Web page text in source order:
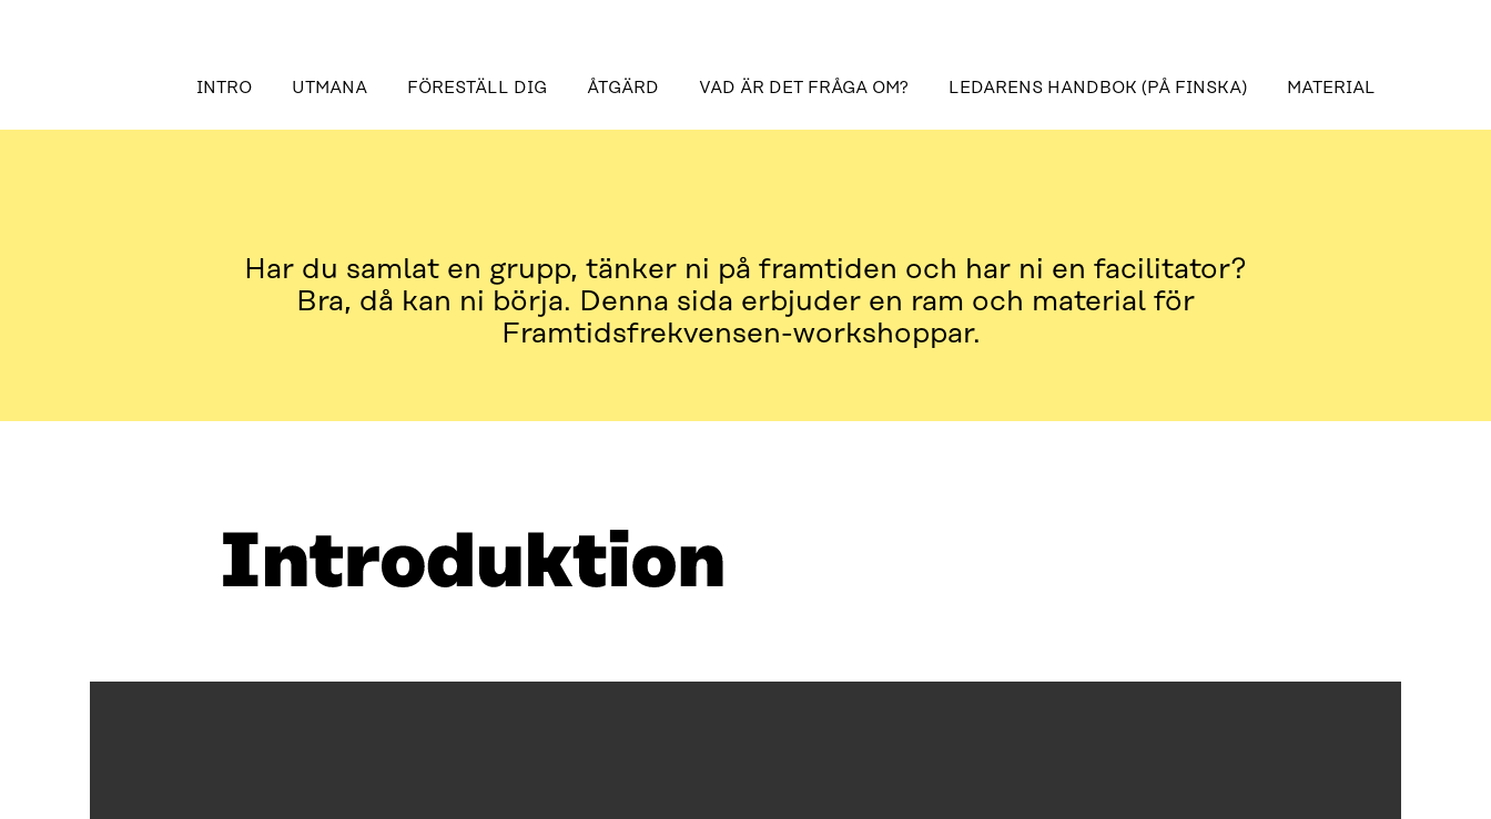
Innehållsförteckning
INTRO UTMANA FÖRESTÄLL DIG ÅTGÄRD VAD ÄR DET FRÅGA OM? LEDARENS HANDBOK (PÅ FINSKA) MATERIAL
Har du samlat en grupp, tänker ni på framtiden och har ni enfacilitator?
Bra, då kan ni börja. Denna sida erbjuder en ram och material för
Framtidsfrekvensen-workshoppar.